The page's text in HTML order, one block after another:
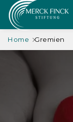
Home Gremien